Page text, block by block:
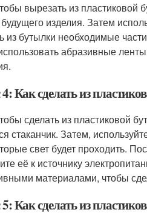
вырезать из
изделия. Затем
из бутылки необходимые
абразивные
Как сделать из
сделать из пластиковой
стаканчик. Затем,
свет будет проходить.
её к источнику
материалами, чтобы
Как сделать из